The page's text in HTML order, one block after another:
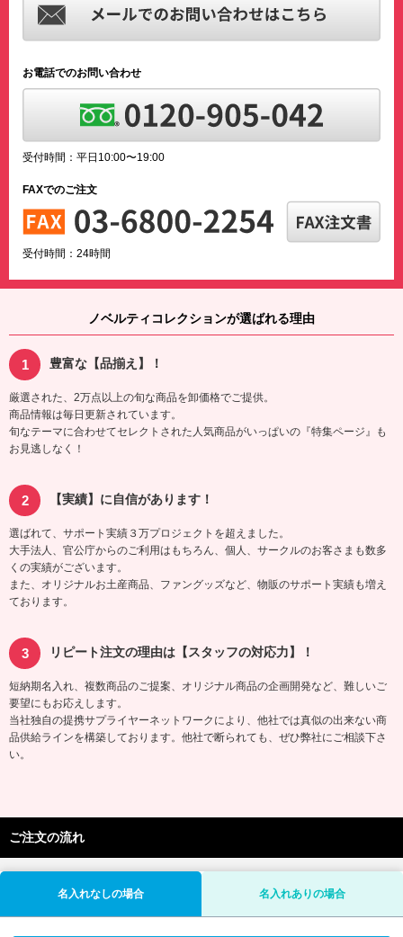
お電話でのお問い合わせ
受付時間：平日10:00〜19:00
FAXでのご注文
受付時間：24時間
ノベルティコレクションが選ばれる理由
豊富な【品揃え】！
厳選された、2万点以上の旬な商品を卸価格でご提供。
商品情報は毎日更新されています。
旬なテーマに合わせてセレクトされた人気商品がいっぱいの『特集ページ』も
お見逃しなく！
【実績】に自信があります！
選ばれて、サポート実績３万プロジェクトを超えました。
大手法人、官公庁からのご利用はもちろん、個人、サークルのお客さまも数多
くの実績がございます。
また、オリジナルお土産商品、ファングッズなど、物販のサポート実績も増え
ております。
リピート注文の理由は【スタッフの対応力】！
短納期名入れ、複数商品のご提案、オリジナル商品の企画開発など、難しいご
要望にもお応えします。
当社独自の提携サプライヤーネットワークにより、他社では真似の出来ない商
品供給ラインを構築しております。他社で断られても、ぜひ弊社にご相談下さ
い。
ご注文の流れ
名入れなしの場合 名入れありの場合